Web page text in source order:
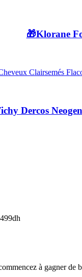
🎁Klorane
Dercos
à gagner de